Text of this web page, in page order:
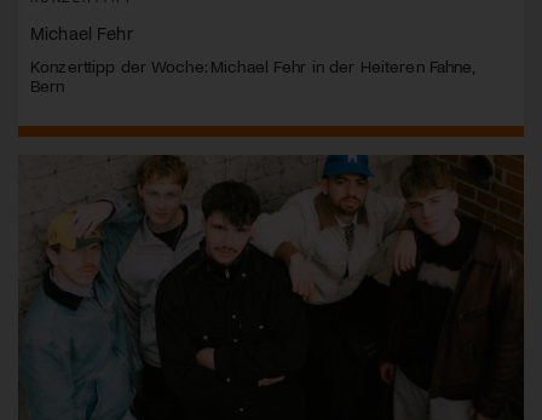
Michael Fehr
Konzerttipp der Woche: Michael Fehr in der Heiteren Fahne,
Bern